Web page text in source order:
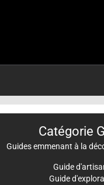
Catégorie
Guides emmenant à la
Guide
Guide